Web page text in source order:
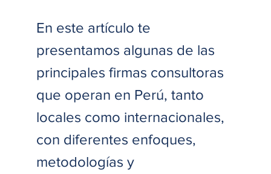
En este artículo te
presentamos algunas de las
principales firmas consultoras
que operan en Perú, tanto
locales como internacionales,
con diferentes enfoques,
metodologías y